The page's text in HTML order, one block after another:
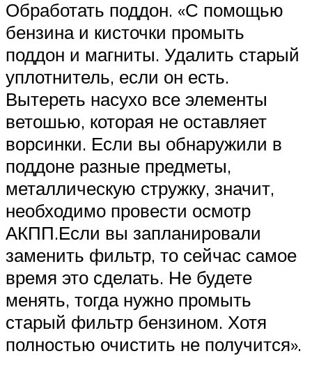
Обработать поддон. «С помощью
бензина и кисточки промыть
поддон и магниты. Удалить старый
уплотнитель, если он есть.
Вытереть насухо все элементы
ветошью, которая не оставляет
ворсинки. Если вы обнаружили в
поддоне разные предметы,
металлическую стружку, значит,
необходимо провести осмотр
АКПП.Если вы запланировали
заменить фильтр, то сейчас самое
время это сделать. Не будете
менять, тогда нужно промыть
старый фильтр бензином. Хотя
полностью очистить не получится».